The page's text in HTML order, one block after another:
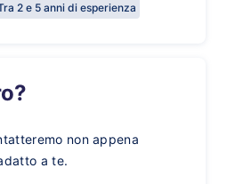
2 e 5 anni di esperienza
non appena
a te.